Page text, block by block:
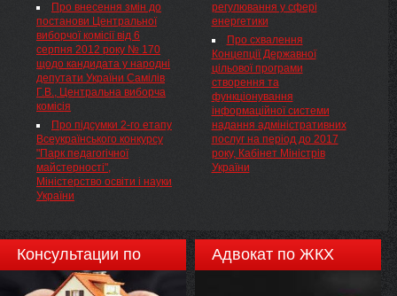
Про внесення змін до
постанови Центральної
виборчої комісії від 6
серпня 2012 року № 170
щодо кандидата у народні
депутати України Самілів
Г.В., Центральна виборча
комісія
Про підсумки 2-го етапу
Всеукраїнського конкурсу
"Парк педагогічної
майстерності",
Міністерство освіти і науки
України
регулювання у сфері
енергетики
Про схвалення
Концепції Державної
цільової програми
створення та
функціонування
інформаційної системи
надання адміністративних
послуг на період до 2017
року, Кабінет Міністрів
України
Консультации по
недвижимости
Адвокат по ЖКХ